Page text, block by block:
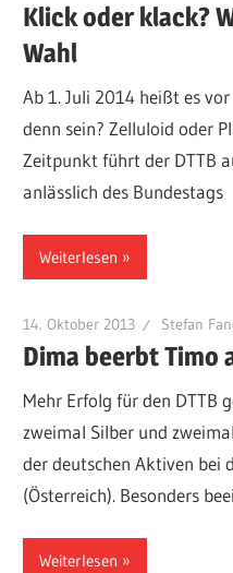
Klick oder klack?
Wahl
Ab 1. Juli 2014 heißt es
denn sein? Zelluloid oder
Zeitpunkt führt der DTTB
anlässlich des Bundestags
Weiterlesen
14. Oktober 2013 Stefan
Dima beerbt Timo
Mehr Erfolg für den DTTB
zweimal Silber und
der deutschen Aktiven bei
(Österreich). Besonders
Weiterlesen